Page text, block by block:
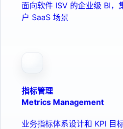
面向软件 ISV 的企业级 BI，
户 SaaS 场景
指标管理
Metrics Management
业务指标体系设计和 KPI 目